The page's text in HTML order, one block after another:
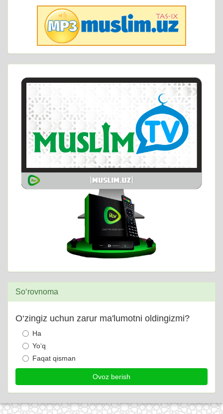
So‘rovnoma
O‘zingiz uchun zarur ma'lumotni oldingizmi?
Ha
Yo‘q
Faqat qisman